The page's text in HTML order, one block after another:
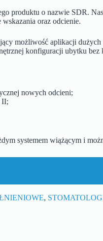
produktu o nazwie SDR.
oraz odcienie.
możliwość aplikacji dużych
konfiguracji ubytku bez
nowych odcieni;
II;
systemem wiążącym i
,